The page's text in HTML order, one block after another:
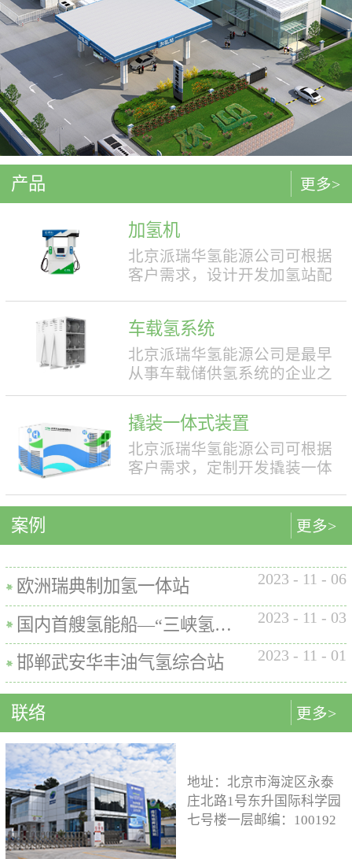
产品
加氢机
北京派瑞华氢能源公司可根据
客户需求，设计开发加氢站配
结构设计合理，便于操作，外
形美观，安全性强。具有双面
液晶显示屏，能支持IC卡、移
需求，定制满足中国标准（例
如GB50516, GB/T 43674等）、
欧盟标准（例如IEC 60069, EN
内的使用要求。公司的产品已
在国内、欧盟、日本、塞尔维
数表常规工作压力等级35MPa /
70MPa / 35&70MPa流量范围
0.1~7.2 kg/min计量精度±1%可
选加氢枪TK16或TK17或TK25
加氢枪数量单枪或双枪红外通
讯可选配预冷可选配防爆等级
（参考）II 3 G Ex h ia db mb eb
车载氢系统
北京派瑞华氢能源公司是最早
从事车载储供氢系统的企业之
一，拥有丰富的车载储供氢系
统项目经验，公司具有5000套
年生产能力。公司可根据客户
需求，对不同车型提供合理且
最优的设计方案，并根据安装
求进行定制化的设计，为客户
匹配最佳的设计方案。车载氢
系统设计制造遵循GB/T
26990、GB/T 29126、GB/T
24549等标准。公司车载氢系统
氢系统主要包括加氢模块、储
氢模块、供氢模块以及控制模
块。车载储供氢系统所有管
路、阀门及接头等采用不与高
压氢气介质发生化学反应的材
料。电气元件及线束均具有防
水、阻燃防爆的功能；车载储
供氢系统及其附属零部件均通
过高低温、盐雾、IP防护等级
等相关型式试验，以保证氢系
统的安全性及稳定性；氢系统
支架、加注口等均通过检验验
证；系统具备防过压、防过
撬装一体式装置
北京派瑞华氢能源公司可根据
客户需求，定制开发撬装一体
体可细分为大型撬装装置、小
型撬装装置、制氢加氢一体机
和小型加氢装置，以上装置在
国内、欧盟、日本等地得到应
用。撬装一体式制氢、储氢、
地小，节省空间，维护维修方
便。2. 各模块紧密融合，运行
效率高。3. 节能环保。撬装一
体式装置性能参数表制氢能力
500Nm3以下加氢等级
100~1000kg/d氢气压缩额定工作
压力45MPa/87.5MPa氢气加注额
定工作压力35MPa/70MPa环境
温度-40~+50℃参考标准T/ZSA
235-2024, GB50516, GB 50177,
GB/T 43674, IEC 60069, EN ISO
80079等。
更多>
案例
欧洲瑞典制加氢一体站 2023 - 11 - 06
国内首艘氢能船—“三峡氢舟1”号船载氢系统 2023 - 11 - 03
邯郸武安华丰油气氢综合站 2023 - 11 - 01
更多>
更多>
联络
地址：北京市海淀区永泰
庄北路1号东升国际科学园
七号楼一层邮编：100192